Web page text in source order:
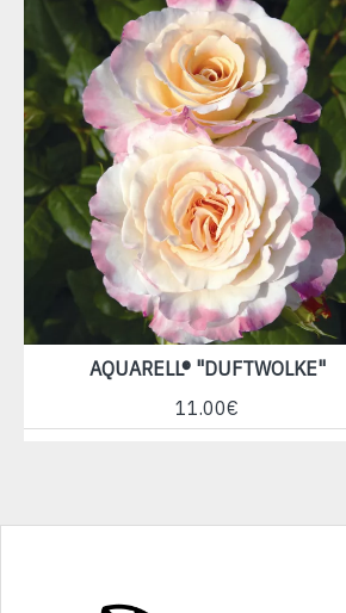
AQUARELL® "DUFTWOLKE"
11.00€